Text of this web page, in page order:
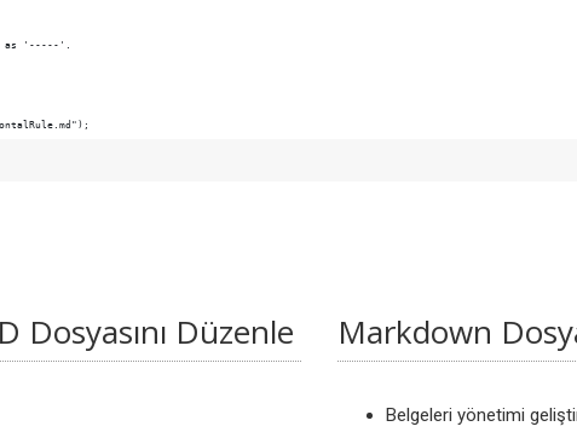
Dosyasını Düzenle Markdown
Belgeleri yönetimi